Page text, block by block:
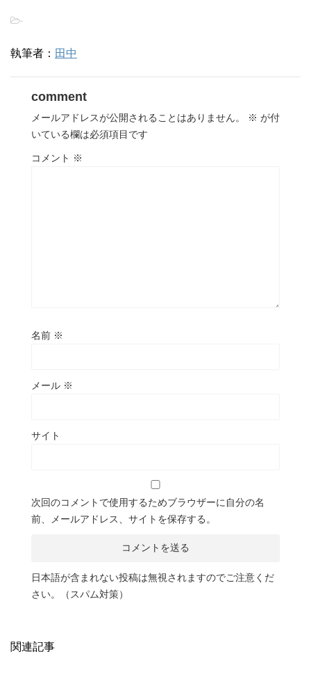
-
執筆者： 田中
comment
メールアドレスが公開されることはありません。 ※ が付
いている欄は必須項目です
コメント ※
名前 ※
メール ※
サイト
次回のコメントで使用するためブラウザーに自分の名
前、メールアドレス、サイトを保存する。
日本語が含まれない投稿は無視されますのでご注意くだ
さい。（スパム対策）
関連記事